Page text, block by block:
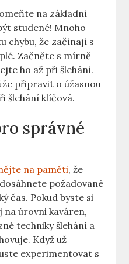
​na‌ základní
studené! Mnoho
chybu, že začínají s
Začněte s mírně
ho⁣ až při šlehání.
připravit o úžasnou
šlehání klíčová.
správné‌
na paměti, že
požadované
čas. Pokud byste si
úrovni kaváren,
techniky šlehání a
‍Když už
experimentovat‍ s